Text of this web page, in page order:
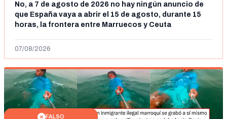
No, a 7 de agosto de 2026 no hay ningún anuncio de
que España vaya a abrir el 15 de agosto, durante 15
horas, la frontera entre Marruecos y Ceuta
07/08/2026
FALSO